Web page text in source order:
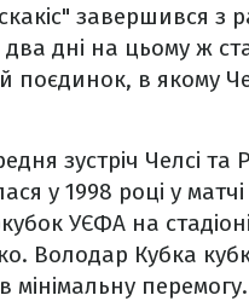
завершився з
дні на цьому ж
поєдинок, в якому
зустріч Челсі та
у 1998 році у
УЄФА на
Володар Кубка
мінімальну перемогу.